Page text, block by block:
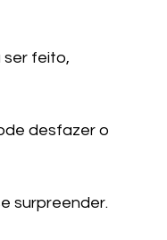
ser feito,
desfazer o
surpreender.